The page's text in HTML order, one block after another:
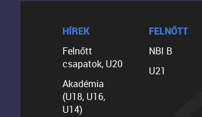
HÍREK
Felnőtt
csapatok, U20
Akadémia
(U18, U16,
U14)
FELNŐTT
NBI B
U21